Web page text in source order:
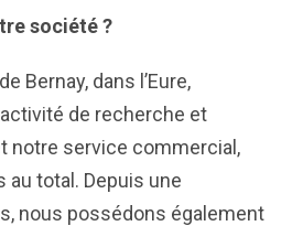
société ?
Bernay, dans l’Eure,
de recherche et
notre service commercial,
au total. Depuis une
nous possédons également